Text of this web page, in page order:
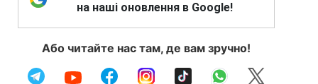
на наші оновлення в Google!
Або читайте нас там, де вам зручно!